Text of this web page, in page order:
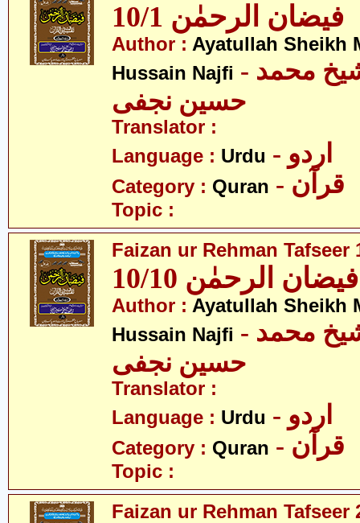
فیضان الرحمٰن 10/1
Author : Ayatullah Sheikh
Hussain Najfi - آیت اللہ شیخ محمد
حسین نجفی
Translator :
Language : Urdu - اردو
Category : Quran - قرآن
Topic :
Faizan ur Rehman Tafseer
فیضان الرحمٰن 10/10
Author : Ayatullah Sheikh
Hussain Najfi - آیت اللہ شیخ محمد
حسین نجفی
Translator :
Language : Urdu - اردو
Category : Quran - قرآن
Topic :
Faizan ur Rehman Tafseer